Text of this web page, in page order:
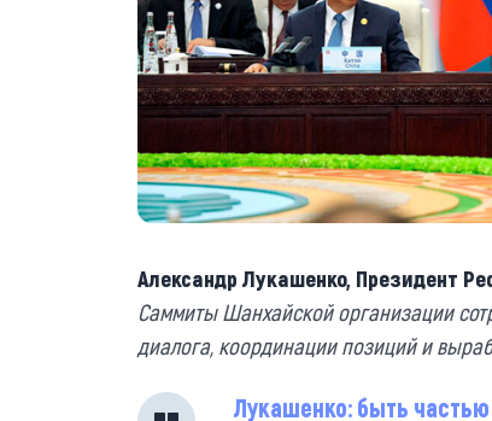
Александр Лукашенко, Президент
Саммиты Шанхайской организации
диалога, координации позиций и
Лукашенко: быть